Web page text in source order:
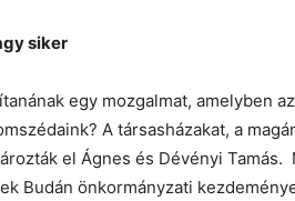
siker
egy mozgalmat, amelyben
A társasházakat, a
el Ágnes és Dévényi
Budán önkormányzati